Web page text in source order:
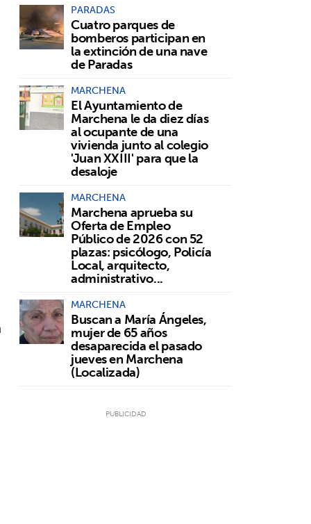
PARADAS
Cuatro parques de
bomberos participan en
la extinción de una nave
de Paradas
MARCHENA
El Ayuntamiento de
Marchena le da diez días
al ocupante de una
vivienda junto al colegio
'Juan XXIII' para que la
desaloje
MARCHENA
Marchena aprueba su
Oferta de Empleo
Público de 2026 con 52
plazas: psicólogo, Policía
Local, arquitecto,
administrativo...
MARCHENA
Buscan a María Ángeles,
mujer de 65 años
desaparecida el pasado
jueves en Marchena
(Localizada)